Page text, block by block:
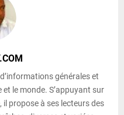
générales et
et le monde. S’appuyant sur
il propose à ses lecteurs des